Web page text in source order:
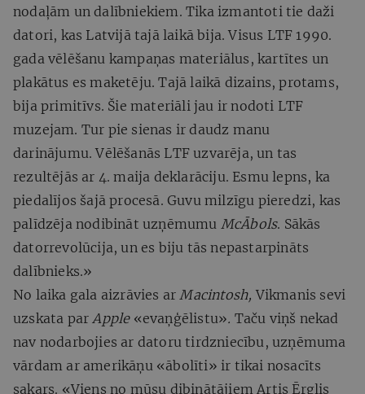
nodaļām un dalībniekiem. Tika izmantoti tie daži
datori, kas Latvijā tajā laikā bija. Visus LTF 1990.
gada vēlēšanu kampaņas materiālus, kartītes un
plakātus es maketēju. Tajā laikā dizains, protams,
bija primitīvs. Šie materiāli jau ir nodoti LTF
muzejam. Tur pie sienas ir daudz manu
darinājumu. Vēlēšanās LTF uzvarēja, un tas
rezultējās ar 4. maija deklarāciju. Esmu lepns, ka
piedalījos šajā procesā. Guvu milzīgu pieredzi, kas
palīdzēja nodibināt uzņēmumu McĀbols. Sākās
datorrevolūcija, un es biju tās nepastarpināts
dalībnieks.»
No laika gala aizrāvies ar Macintosh, Vikmanis sevi
uzskata par Apple «evaņģēlistu». Taču viņš nekad
nav nodarbojies ar datoru tirdzniecību, uzņēmuma
vārdam ar amerikāņu «ābolīti» ir tikai nosacīts
sakars. «Viens no mūsu dibinātājiem Artis Ērglis